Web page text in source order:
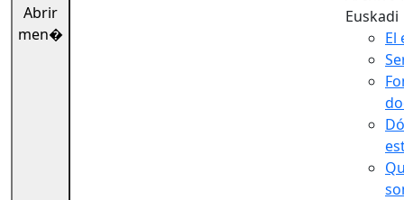
Abrir
men�
Euskadi
El